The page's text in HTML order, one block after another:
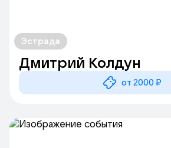
Эстрада
Дмитрий Колдун
от 2000 ₽